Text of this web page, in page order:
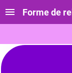
Forme de